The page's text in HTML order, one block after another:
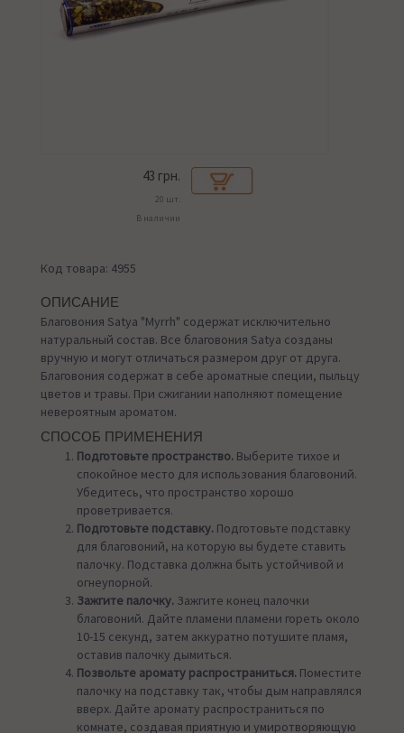
43 грн.
20 шт.
В наличии
Код товара: 4955
ОПИСАНИЕ
Благовония Satya "Myrrh" содержат исключительно
натуральный состав. Все благовония Satya созданы
вручную и могут отличаться размером друг от друга.
Благовония содержат в себе ароматные специи, пыльцу
цветов и травы. При сжигании наполняют помещение
невероятным ароматом.
СПОСОБ ПРИМЕНЕНИЯ
Подготовьте пространство. Выберите тихое и
спокойное место для использования благовоний.
Убедитесь, что пространство хорошо
проветривается.
Подготовьте подставку. Подготовьте подставку
для благовоний, на которую вы будете ставить
палочку. Подставка должна быть устойчивой и
огнеупорной.
Зажгите палочку. Зажгите конец палочки
благовоний. Дайте пламени пламени гореть около
10-15 секунд, затем аккуратно потушите пламя,
оставив палочку дымиться.
Позвольте аромату распространиться. Поместите
палочку на подставку так, чтобы дым направлялся
вверх. Дайте аромату распространиться по
комнате, создавая приятную и умиротворяющую